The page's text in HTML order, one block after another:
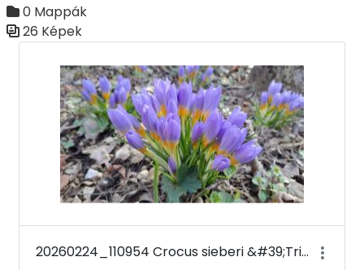
0 Mappák
26 Képek
20260224_110954 Crocus sieberi &#39;Tricolor&#39;